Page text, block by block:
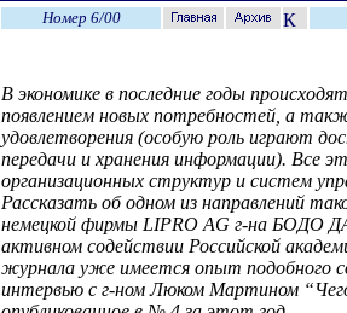
Номер 6/00
В экономике в последние годы
появлением новых потребностей, а
удовлетворения (особую роль играют
передачи и хранения информации). Все
организационных структур и систем
Рассказать об одном из направлений
немецкой фирмы LIPRO AG г-на БОДО
активном содействии Российской
журнала уже имеется опыт подобного
интервью с г-ном Люком Мартином